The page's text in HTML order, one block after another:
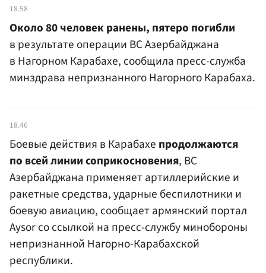
18.58
Около 80 человек ранены, пятеро погибли
в результате операции ВС Азербайджана
в Нагорном Карабахе, сообщила пресс-служба
минздрава непризнанного Нагорного Карабаха.
18.46
Боевые действия в Карабахе продолжаются
по всей линии соприкосновения, ВС
Азербайджана применяет артиллерийские и
ракетные средства, ударные беспилотники и
боевую авиацию, сообщает армянский портал
Aysor со ссылкой на пресс-службу минобороны
непризнанной Нагорно-Карабахской
республики.